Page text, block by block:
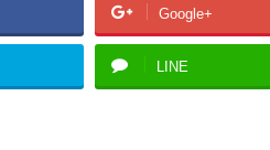
Google+
LINE